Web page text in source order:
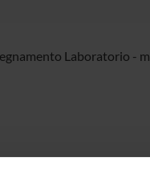
Laboratorio -